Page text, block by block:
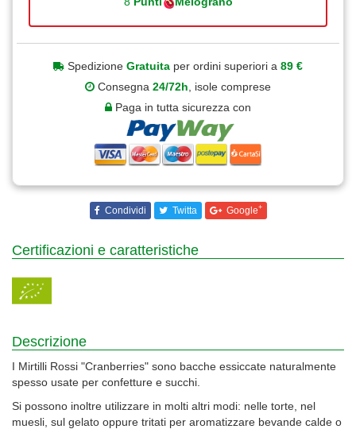
Spedizione Gratuita per ordini superiori a 89 €
Consegna 24/72h , isole comprese
Paga in tutta sicurezza con
Condividi Twitta Google+
Certificazioni e caratteristiche
Descrizione
I Mirtilli Rossi "Cranberries" sono bacche essiccate naturalmente
spesso usate per confetture e succhi.
Si possono inoltre utilizzare in molti altri modi: nelle torte, nel
muesli, sul gelato oppure tritati per aromatizzare bevande calde o